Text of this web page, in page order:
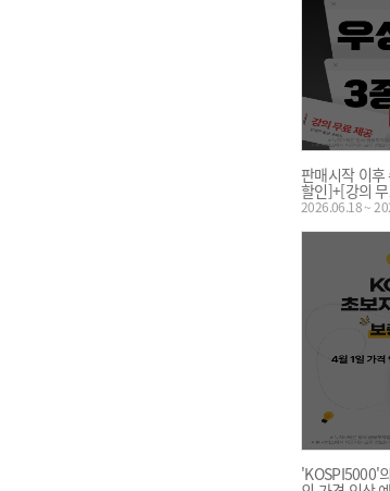
판매시작 이
할인]+[강의
2026.06.18 ~
'KOSPI5000'